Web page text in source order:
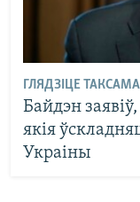
ГЛЯДЗІЦЕ
Байдэн
якія
Украіны